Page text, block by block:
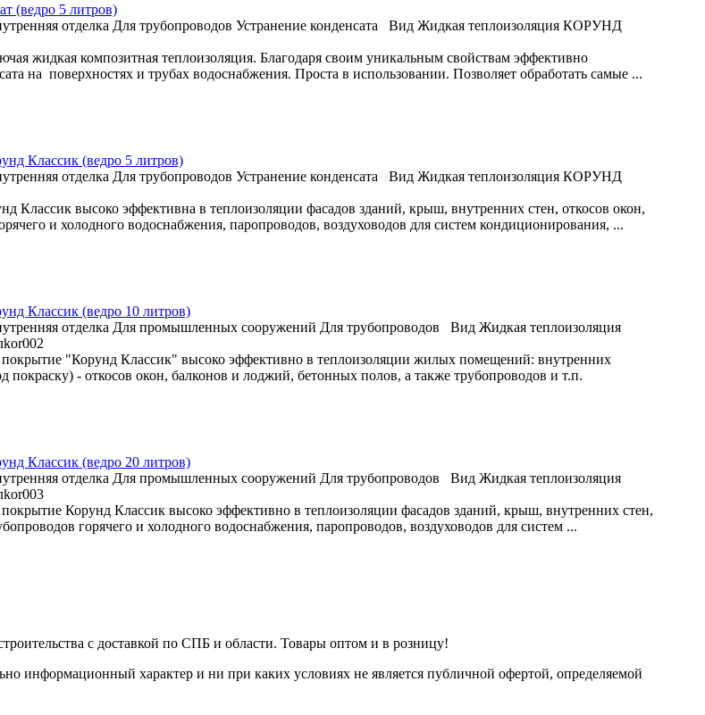
(ведро 5 литров)
отделка Для трубопроводов Устранение конденсата Вид Жидкая теплоизоляция КОРУНД
жидкая композитная теплоизоляция. Благодаря своим уникальным свойствам эффективно
на поверхностях и трубах водоснабжения. Проста в использовании. Позволяет обработать самые ...
Классик (ведро 5 литров)
отделка Для трубопроводов Устранение конденсата Вид Жидкая теплоизоляция КОРУНД
Классик высоко эффективна в теплоизоляции фасадов зданий, крыш, внутренних стен, откосов окон,
и холодного водоснабжения, паропроводов, воздуховодов для систем кондиционирования, ...
Классик (ведро 10 литров)
отделка Для промышленных сооружений Для трубопроводов Вид Жидкая теплоизоляция
kor002
покрытие "Корунд Классик" высоко эффективно в теплоизоляции жилых помещений: внутренних
покраску) - откосов окон, балконов и лоджий, бетонных полов, а также трубопроводов и т.п.
Классик (ведро 20 литров)
отделка Для промышленных сооружений Для трубопроводов Вид Жидкая теплоизоляция
kor003
Корунд Классик высоко эффективно в теплоизоляции фасадов зданий, крыш, внутренних стен,
горячего и холодного водоснабжения, паропроводов, воздуховодов для систем ...
с доставкой по СПБ и области. Товары оптом и в розницу!
информационный характер и ни при каких условиях не является публичной офертой, определяемой